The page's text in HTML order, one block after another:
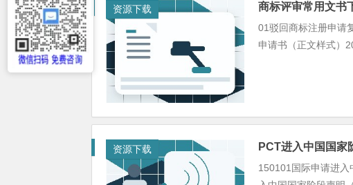
资源下载 商标评审常用文书
01驳回商标注册申请
申请书（正文样式）
资源下载 PCT进入中国国家
150101国际申请进